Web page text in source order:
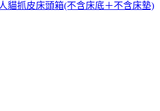
貓抓皮床頭箱(不含床底＋不含床墊)